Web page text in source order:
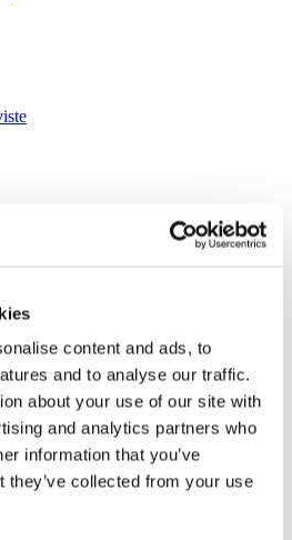
content and ads, to
and to analyse our traffic.
about your use of our site with
and analytics partners who
information that you’ve
they’ve collected from your use